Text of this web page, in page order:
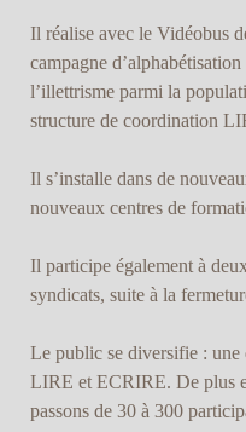
Il réalise avec le Vidéobus
campagne
l’illettrisme parmi la
structure de coordination
Il s’installe dans de
nouveaux centres de
Il participe également à
syndicats, suite à la
Le public se diversifie : une
LIRE et ECRIRE. De plus
passons de 30 à 300